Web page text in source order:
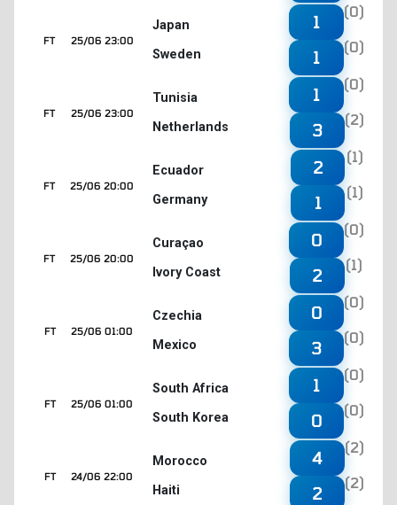
25/06 23:00
FT
Japan
Sweden
1
(0)
1
(0)
25/06 23:00
FT
Tunisia
Netherlands
1
(0)
3
(2)
25/06 20:00
FT
Ecuador
Germany
2
(1)
1
(1)
25/06 20:00
FT
Curaçao
Ivory Coast
0
(0)
2
(1)
25/06 01:00
FT
Czechia
Mexico
0
(0)
3
(0)
25/06 01:00
FT
South Africa
South Korea
1
(0)
0
(0)
24/06 22:00
FT
Morocco
Haiti
4
(2)
2
(2)